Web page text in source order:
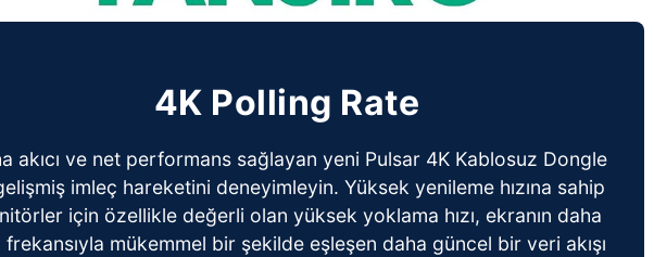
4K Polling Rate
akıcı ve net performans sağlayan yeni Pulsar 4K Kablosuz Dongle
imleç hareketini deneyimleyin. Yüksek yenileme hızına sahip
için özellikle değerli olan yüksek yoklama hızı, ekranın daha
frekansıyla mükemmel bir şekilde eşleşen daha güncel bir veri akışı